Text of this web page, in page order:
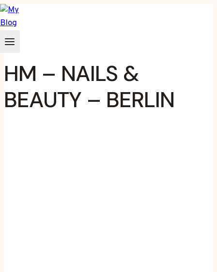
Zum
Inhalt
springen
HM – NAILS &
BEAUTY – BERLIN